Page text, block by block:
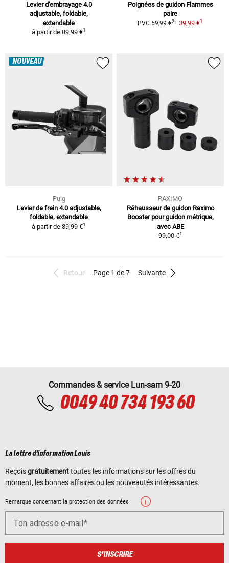
Levier d'embrayage 4.0
adjustable, foldable,
extendable
à partir de 89,99 €1
Poignées de guidon Flammes
paire
PVC 59,99 €2 39,99 €1
NOUVEAU
Puig
Levier de frein 4.0 adjustable,
foldable, extendable
à partir de 89,99 €1
RAXIMO
Réhausseur de guidon Raximo
Booster pour guidon métrique,
avec ABE
99,00 €1
Retour Page 1 de 7 Suivante
Commandes & service Lun-sam 9-20
0049 40 734 193 60
La lettre d'information Louis
Reçoisgratuitementtoutes les informations sur les offres du
moment, les bonnes affaires ou les nouveautés intéressantes.
Remarque concernant la protection des données
Ton adresse e-mail
S'INSCRIRE